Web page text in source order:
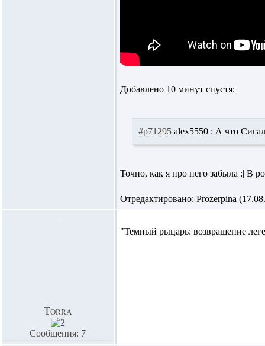
Добавлено 10 минут спустя:
#p71295 alex5550 : А что
Точно, как я про него забыла :| В
Отредактировано: Prozerpina
Torra
Сообщения: 7
"Темный рыцарь: возвращение